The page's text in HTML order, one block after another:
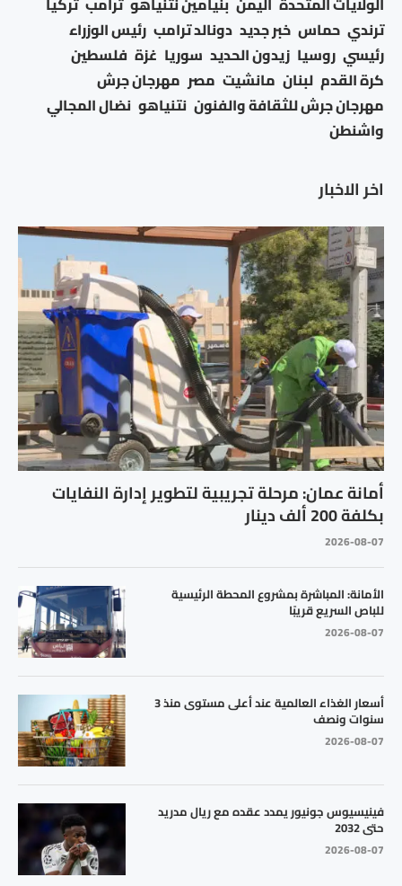
اخر الاخبار
أمانة عمان: مرحلة تجريبية لتطوير إدارة النفايات
بكلفة 200 ألف دينار
2026-08-07
الأمانة: المباشرة بمشروع المحطة الرئيسية
للباص السريع قريبًا
2026-08-07
أسعار الغذاء العالمية عند أعلى مستوى منذ 3
سنوات ونصف
2026-08-07
فينيسيوس جونيور يمدد عقده مع ريال مدريد
حتى 2032
2026-08-07
ترندي حماس خبر جديد دونالد ترامب رئيس الوزراء
رئيسي روسيا زيدون الحديد سوريا غزة فلسطين
كرة القدم لبنان مانشيت مصر مهرجان جرش
مهرجان جرش للثقافة والفنون نتنياهو نضال المجالي
واشنطن